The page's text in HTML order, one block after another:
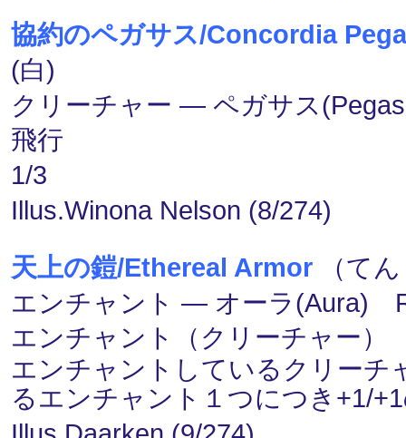
協約のペガサス/Concordia
(白)
クリーチャー ― ペガサス
飛行
1/3
Illus.Winona Nelson (8/274)
天上の鎧/Ethereal Armor （て
エンチャント ― オーラ(Aura)
エンチャント（クリーチャー）
エンチャントしているクリーチ
るエンチャント１つにつき+1/